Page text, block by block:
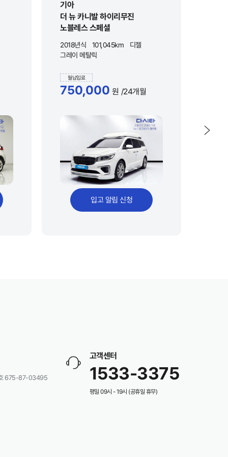
기아
더 뉴 카니발 하이리무진
노블레스 스페셜
2018년식 101,045km
디젤
그레이 메탈릭
월납입료
750,000 원 /24개월
입고 알림 신청
호 675-87-03495
고객센터
1533-3375
평일 09시 - 19시 (공휴일 휴무)